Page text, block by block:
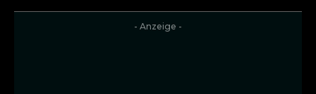
- Anzeige -